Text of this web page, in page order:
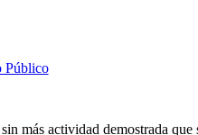
Público
más actividad demostrada